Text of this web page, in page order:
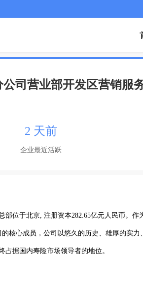
司营业部开发区营销服
2 天前
企业最近活跃
位于北京, 注册资本282.65亿元人民币。作
核心成员，公司以悠久的历史、雄厚的实力
据国内寿险市场领导者的地位。